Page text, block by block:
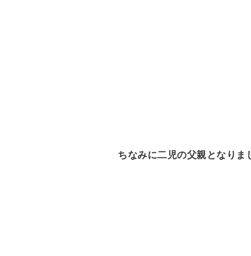
ちなみに二児の父親となりま